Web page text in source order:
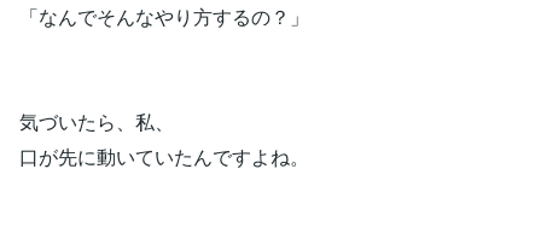
「なんでそんなやり方するの？」
気づいたら、私、
口が先に動いていたんですよね。